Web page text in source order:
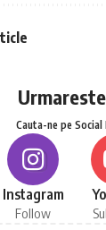
Cauta-ne pe Social
Instagram
Follow